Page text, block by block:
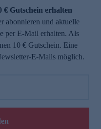
€ Gutschein erhalten
abonnieren und aktuelle
per E-Mail erhalten. Als
10 € Gutschein. Eine
E-Mails möglich.